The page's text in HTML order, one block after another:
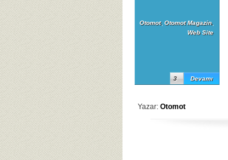
Otomot, Otomot Magazin,
Web Site
Devamı
3
Yazar: Otomot